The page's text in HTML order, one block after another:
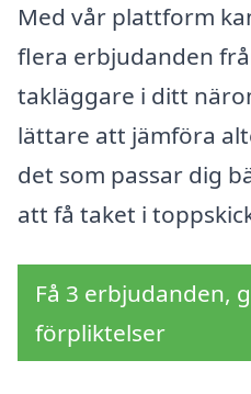
Med vår plattform
flera erbjudanden
takläggare i ditt
lättare att jämföra
det som passar dig
att få taket i
Få 3 erbjudanden,
förpliktelser